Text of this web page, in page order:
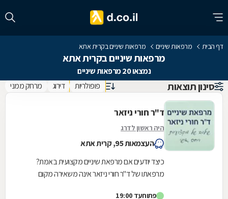
דף הבית מרפאות שיניים מרפאות שיניים בקרית אתא
מרפאות שיניים בקרית אתא
נמצאו 20 מרפאות שיניים
סינון תוצאות פופולריות דירוג מרחק ממני
ד"ר חורי ניזאר
היה ראשון לדרג
העצמאות 95, קרית אתא
כיצד יודעים אם מרפאת שיניים מקצועית באמת?
מרפאתו של ד"ר חורי ניזאר אינה משאירה מקום
פתוחעד 19:00